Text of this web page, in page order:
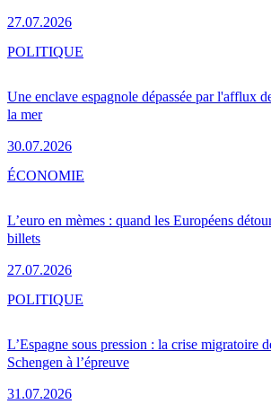
27.07.2026
Une enclave espagnole dépassée par l'afflux
la mer
30.07.2026
POLITIQUE
L’euro en mèmes : quand les Européens
billets
27.07.2026
ÉCONOMIE
L’Espagne sous pression : la crise migratoire
Schengen à l’épreuve
31.07.2026
POLITIQUE